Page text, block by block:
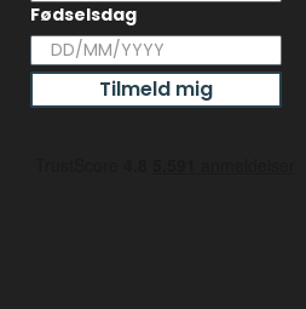
Fødselsdag
Tilmeld mig